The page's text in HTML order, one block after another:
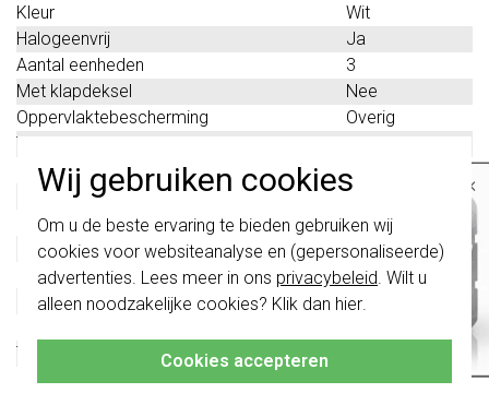
Wij gebruiken cookies
Om u de beste ervaring te bieden gebruiken wij
cookies voor websiteanalyse en (gepersonaliseerde)
advertenties. Lees meer in ons privacybeleid. Wilt u
alleen noodzakelijke cookies? Klik dan hier.
Cookies accepteren
Kleur
Wit
Halogeenvrij
Ja
Aantal eenheden
3
Met klapdeksel
Nee
Oppervlaktebescherming
Overig
Tekstveld/beschrijvingsvlak
Materiaalkwaliteit
Thermoplast
Materiaal
Kunststof
Bevestigingswijze
Klembevestiging
Montagerichting
Horizontaal
RAL-nummer (vergelijkbaar)
9010
Beschermingsgraad (IP)
IP20
Transparant
Uitvoering oppervlakte
Glanzend
×
schakelwippen zijn vernieuwd. Ze zijn
niette combineren met de schakelaars
van vóór augustus 2024.
Klik hiervoor meer informatie, zodat je